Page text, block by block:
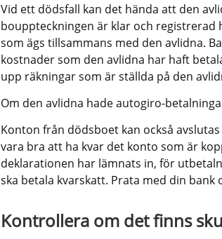
Vid ett dödsfall kan det hända att den
bouppteckningen är klar och registrerad
som ägs tillsammans med den avlidna.
kostnader som den avlidna har haft
upp räkningar som är ställda på den
Om den avlidna hade autogiro-
Konton från dödsboet kan också
vara bra att ha kvar det konto som är
deklarationen har lämnats in, för
ska betala kvarskatt. Prata med din bank
Kontrollera om det finns